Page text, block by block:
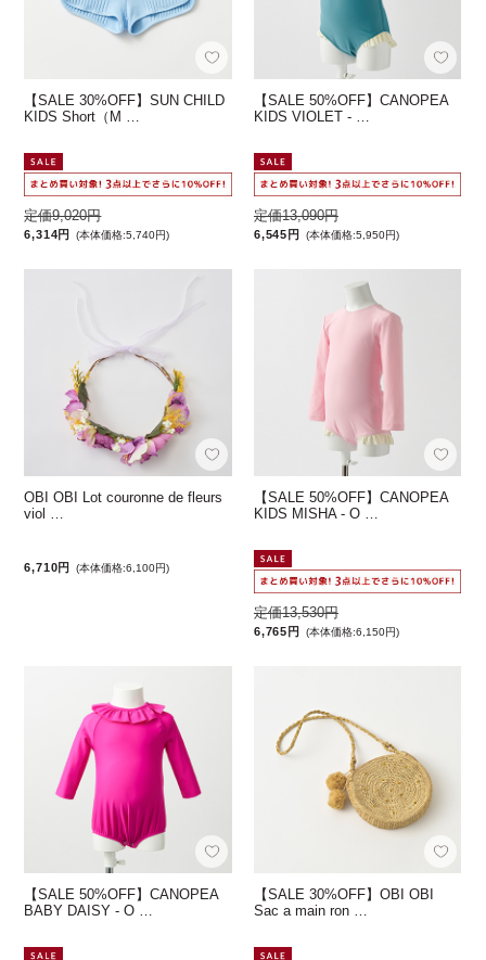
【SALE 30%OFF】SUN CHILD
KIDS Short（M …
定価9,020円
6,314円 (本体価格:5,740円)
【SALE 50%OFF】CANOPEA
KIDS VIOLET - …
定価13,090円
6,545円 (本体価格:5,950円)
OBI OBI Lot couronne de fleurs
viol …
6,710円 (本体価格:6,100円)
【SALE 50%OFF】CANOPEA
KIDS MISHA - O …
定価13,530円
6,765円 (本体価格:6,150円)
【SALE 50%OFF】CANOPEA
BABY DAISY - O …
【SALE 30%OFF】OBI OBI
Sac a main ron …